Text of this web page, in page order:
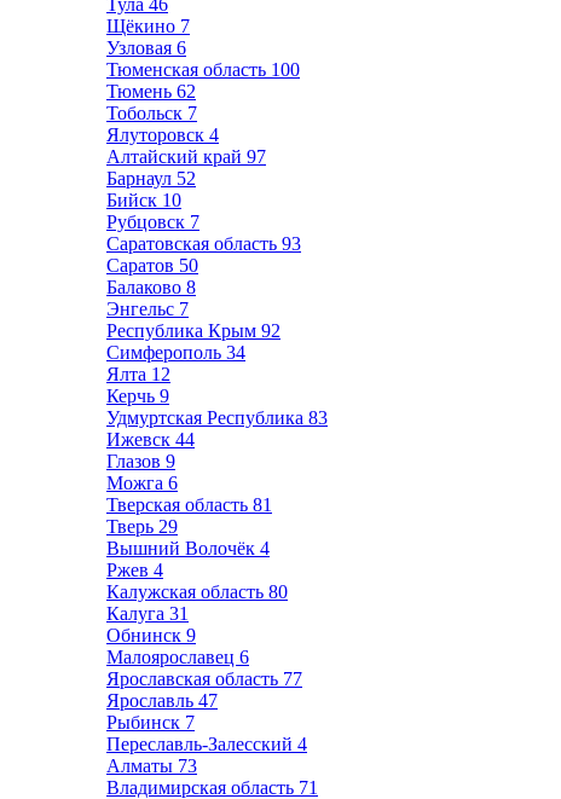
Тула 46
Щёкино 7
Узловая 6
Тюменская область 100
Тюмень 62
Тобольск 7
Ялуторовск 4
Алтайский край 97
Барнаул 52
Бийск 10
Рубцовск 7
Саратовская область 93
Саратов 50
Балаково 8
Энгельс 7
Республика Крым 92
Симферополь 34
Ялта 12
Керчь 9
Удмуртская Республика 83
Ижевск 44
Глазов 9
Можга 6
Тверская область 81
Тверь 29
Вышний Волочёк 4
Ржев 4
Калужская область 80
Калуга 31
Обнинск 9
Малоярославец 6
Ярославская область 77
Ярославль 47
Рыбинск 7
Переславль-Залесский 4
Алматы 73
Владимирская область 71